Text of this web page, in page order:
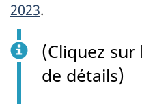
2023.
(Cliquez
de détails)